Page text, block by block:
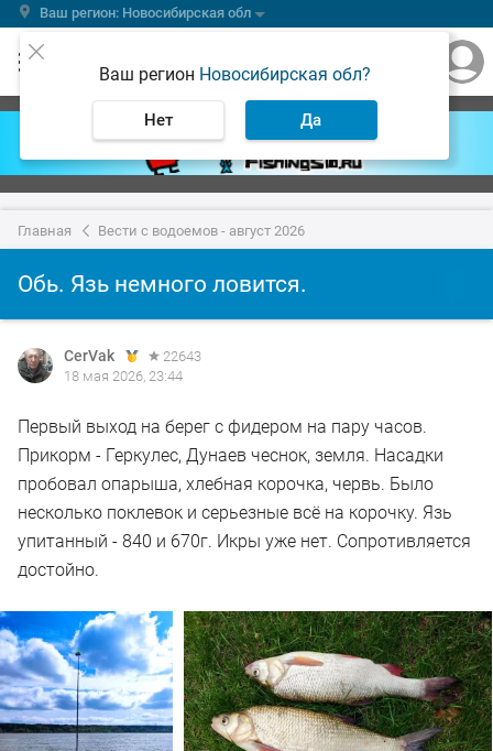
Ваш регион: Новосибирская обл
Ваш регион Новосибирская обл?
Нет Да
Главная Вести с водоемов - август 2026
Обь. Язь немного ловится.
CerVak
22643
18 мая 2026, 23:44
Первый выход на берег с фидером на пару часов.
Прикорм - Геркулес, Дунаев чеснок, земля. Насадки
пробовал опарыша, хлебная корочка, червь. Было
несколько поклевок и серьезные всё на корочку. Язь
упитанный - 840 и 670г. Икры уже нет. Сопротивляется
достойно.